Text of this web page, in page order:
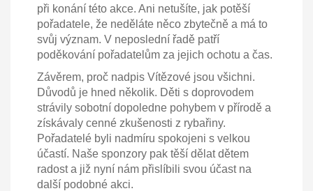
při konání této akce. Ani netušíte, jak potěší
pořadatele, že neděláte něco zbytečně a má to
svůj význam. V neposlední řadě patří
poděkování pořadatelům za jejich ochotu a čas.
Závěrem, proč nadpis Vítězové jsou všichni.
Důvodů je hned několik. Děti s doprovodem
strávily sobotní dopoledne pohybem v přírodě a
získávaly cenné zkušenosti z rybařiny.
Pořadatelé byli nadmíru spokojeni s velkou
účastí. Naše sponzory pak těší dělat dětem
radost a již nyní nám přislíbili svou účast na
další podobné akci.